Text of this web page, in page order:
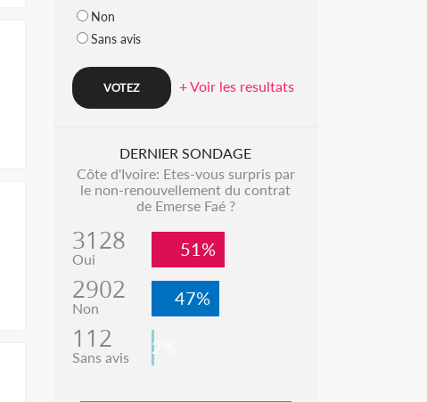
Non
Sans avis
+ Voir les resultats
DERNIER SONDAGE
Côte d'Ivoire: Etes-vous surpris par
le non-renouvellement du contrat
de Emerse Faé ?
3128
Oui 51%
2902
Non 47%
112
Sans avis 2%